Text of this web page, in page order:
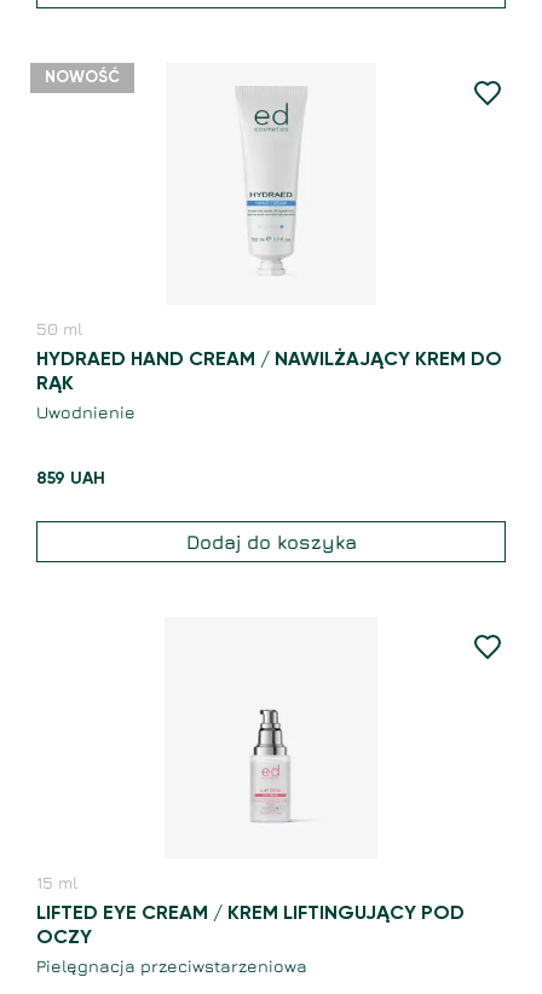
NOWOŚĆ
50 ml
HYDRAED HAND CREAM / NAWILŻAJĄCY KREM DO
RĄK
Uwodnienie
859 UAH
Dodaj do koszyka
15 ml
LIFTED EYE CREAM / KREM LIFTINGUJĄCY POD
OCZY
Pielęgnacja przeciwstarzeniowa